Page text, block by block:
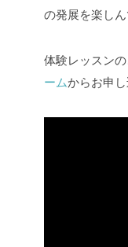
の発展を楽しん
体験レッスンの
ームからお申し